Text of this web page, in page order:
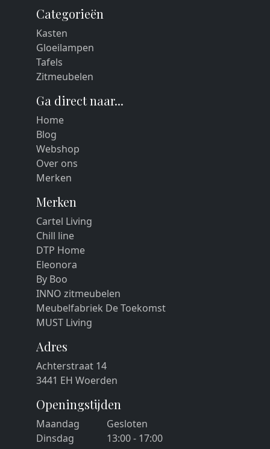
Categorieën
Kasten
Gloeilampen
Tafels
Zitmeubelen
Ga direct naar...
Home
Blog
Webshop
Over ons
Merken
Merken
Cartel Living
Chill line
DTP Home
Eleonora
By Boo
INNO zitmeubelen
Meubelfabriek De Toekomst
MUST Living
Adres
Achterstraat 14
3441 EH Woerden
Openingstijden
Maandag
Gesloten
Dinsdag
13:00 - 17:00